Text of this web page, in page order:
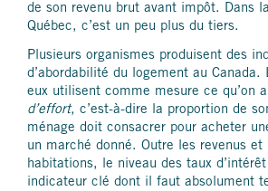
de son revenu brut avant impôt. Dans
Québec, c’est un peu plus du tiers.
Plusieurs organismes produisent des
d’abordabilité du logement au Canada.
eux utilisent comme mesure ce qu’on
d’effort, c’est-à-dire la proportion de
ménage doit consacrer pour acheter
un marché donné. Outre les revenus et
habitations, le niveau des taux
indicateur clé dont il faut absolument